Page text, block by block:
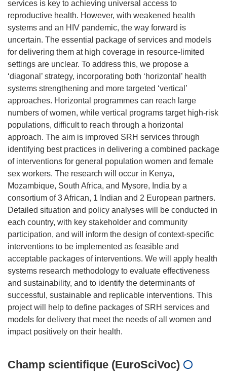
services is key to achieving universal access to
reproductive health. However, with weakened health
systems and an HIV pandemic, the way forward is
uncertain. The essential package of services and models
for delivering them at high coverage in resource-limited
settings are unclear. To address this, we propose a
‘diagonal’ strategy, incorporating both ‘horizontal’ health
systems strengthening and more targeted ‘vertical’
approaches. Horizontal programmes can reach large
numbers of women, while vertical programs target high-risk
populations, difficult to reach through a horizontal
approach. The aim is improved SRH services through
identifying best practices in delivering a combined package
of interventions for general population women and female
sex workers. The research will occur in Kenya,
Mozambique, South Africa, and Mysore, India by a
consortium of 3 African, 1 Indian and 2 European partners.
Detailed situation and policy analyses will be conducted in
each country, with key stakeholder and community
participation, and will inform the design of context-specific
interventions to be implemented as feasible and
acceptable packages of interventions. We will apply health
systems research methodology to evaluate effectiveness
and sustainability, and to identify the determinants of
successful, sustainable and replicable interventions. This
project will help to define packages of SRH services and
models for delivery that meet the needs of all women and
Champ scientifique (EuroSciVoc)